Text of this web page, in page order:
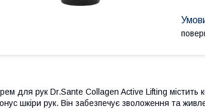
для рук Dr.Sante Collagen Active Lifting містить
шкіри рук. Він забезпечує зволоження та